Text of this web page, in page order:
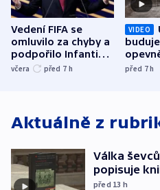
Vedení FIFA se
omluvilo za chyby a
podpořilo Infantina.
UEFA trvá na
včera před 7 h
VIDEO
s
před 7h
Aktuálně z
Válka
popisuje
před 13 h